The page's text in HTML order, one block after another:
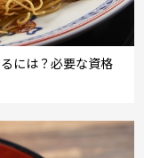
には？必要な資格